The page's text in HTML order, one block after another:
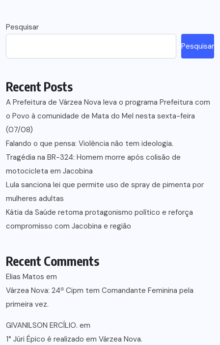
Pesquisar
Pesquisar
Recent Posts
A Prefeitura de Várzea Nova leva o programa Prefeitura com
o Povo à comunidade de Mata do Mel nesta sexta-feira
(07/08)
Falando o que pensa: Violência não tem ideologia.
Tragédia na BR-324: Homem morre após colisão de
motocicleta em Jacobina
Lula sanciona lei que permite uso de spray de pimenta por
mulheres adultas
Kátia da Saúde retoma protagonismo político e reforça
compromisso com Jacobina e região
Recent Comments
Elias Matos em
Várzea Nova: 24ª Cipm tem Comandante Feminina pela
primeira vez.
GIVANILSON ERCÍLIO. em
1° Júri Épico é realizado em Várzea Nova.